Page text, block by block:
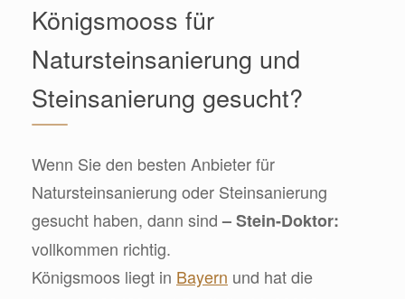
Königsmooss für
Natursteinsanierung und
Steinsanierung gesucht?
Wenn Sie den besten Anbieter für
Natursteinsanierung oder Steinsanierung
gesucht haben, dann sind– Stein-Doktor:
vollkommen richtig.
Königsmoos liegt in Bayern und hat die